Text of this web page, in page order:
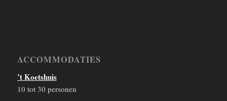
ACCOMMODATIES
’t Koetshuis
10 tot 30 personen